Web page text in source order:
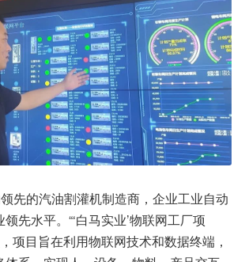
先的汽油割灌机制造商，企业工业自动
先水平。“‘白马实业’物联网工厂项
项目旨在利用物联网技术和数据终端，